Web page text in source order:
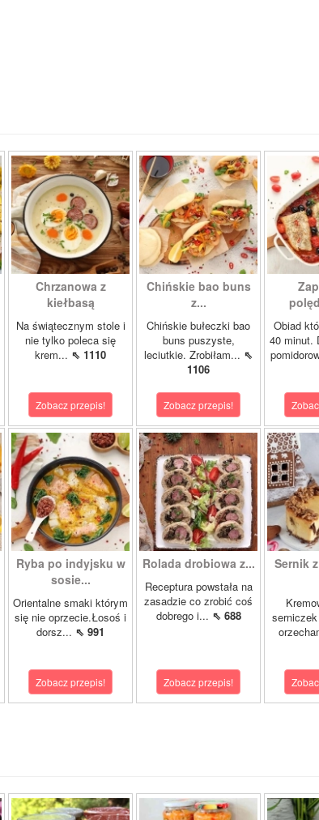
Chrzanowa z
kiełbasą
Na świątecznym stole i
nie tylko poleca się
krem... ⇖ 1110
Zobacz przepis!
Chińskie bao buns
z...
Chińskie bułeczki bao
buns puszyste,
leciutkie. Zrobiłam... ⇖
1106
Zobacz przepis!
Obiad
40 minut.
Ryba po indyjsku w
sosie...
Orientalne smaki którym
się nie oprzecie.Łosoś i
dorsz... ⇖ 991
Zobacz przepis!
Rolada drobiowa z...
Receptura powstała na
zasadzie co zrobić coś
dobrego i... ⇖ 688
Zobacz przepis!
Sernik